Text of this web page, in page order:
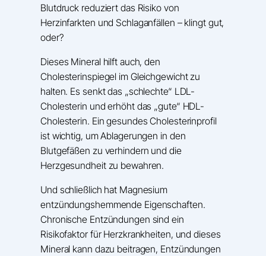
Blutdruck reduziert das Risiko von
Herzinfarkten und Schlaganfällen – klingt gut,
oder?
Dieses Mineral hilft auch, den
Cholesterinspiegel im Gleichgewicht zu
halten. Es senkt das „schlechte“ LDL-
Cholesterin und erhöht das „gute“ HDL-
Cholesterin. Ein gesundes Cholesterinprofil
ist wichtig, um Ablagerungen in den
Blutgefäßen zu verhindern und die
Herzgesundheit zu bewahren.
Und schließlich hat Magnesium
entzündungshemmende Eigenschaften.
Chronische Entzündungen sind ein
Risikofaktor für Herzkrankheiten, und dieses
Mineral kann dazu beitragen, Entzündungen